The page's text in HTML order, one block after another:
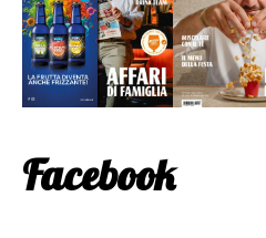
Facebook